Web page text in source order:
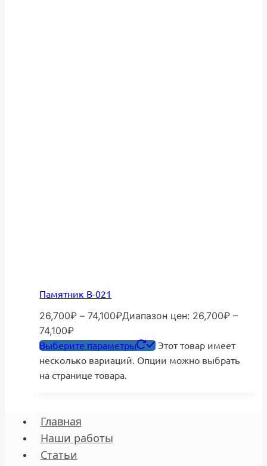
Памятник В-021
26,700₽ – 74,100₽Диапазон цен: 26,700₽ –
74,100₽
Выберите параметры
Этот товар имеет
несколько вариаций. Опции можно выбрать
на странице товара.
Главная
Наши работы
Статьи